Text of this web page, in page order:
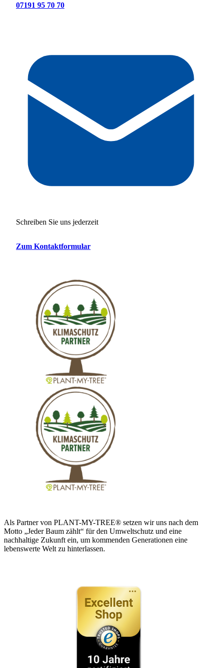
07191 95 70 70
Schreiben Sie uns jederzeit
Zum Kontaktformular
Als Partner von PLANT-MY-TREE® setzen wir uns nach dem
Motto „Jeder Baum zählt“ für den Umweltschutz und eine
nachhaltige Zukunft ein, um kommenden Generationen eine
lebenswerte Welt zu hinterlassen.